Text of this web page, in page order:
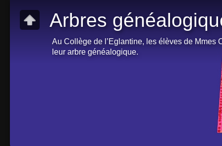
Arbres
Au Collège de l’Eglantine, les élèves de Mmes
leur arbre généalogique.